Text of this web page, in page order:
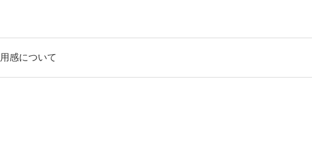
前ボタン、ウエスト紐、ファスナー付、ポケット左右各１個、裾共布紐
感について